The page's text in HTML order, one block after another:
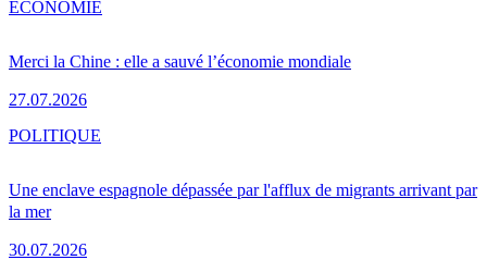
Merci la Chine : elle a sauvé l’économie mondiale
27.07.2026
ÉCONOMIE
Une enclave espagnole dépassée par l'afflux de migrants arrivant par
la mer
30.07.2026
POLITIQUE